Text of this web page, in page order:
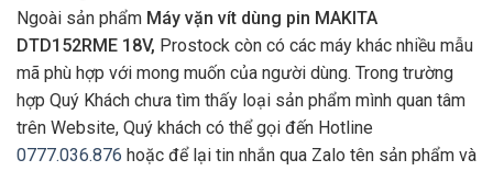
Ngoài sản phẩm Máy vặn vít dùng pin MAKITA
DTD152RME 18V, Prostock còn có các máy khác nhiều mẫu
mã phù hợp với mong muốn của người dùng. Trong trường
hợp Quý Khách chưa tìm thấy loại sản phẩm mình quan tâm
trên Website, Quý khách có thể gọi đến Hotline
0777.036.876 hoặc để lại tin nhắn qua Zalo tên sản phẩm và